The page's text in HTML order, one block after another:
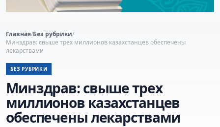
Главная/Без рубрики/
Минздрав: свыше трех миллионов казахстанцев обеспечены
лекарствами
БЕЗ РУБРИКИ
Минздрав: свыше трех
миллионов казахстанцев
обеспечены лекарствами